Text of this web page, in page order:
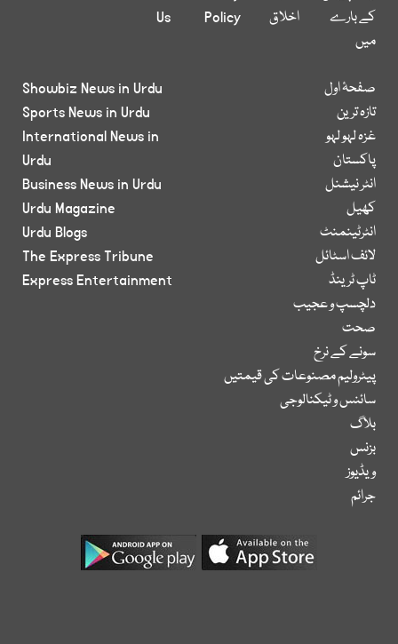
کے بارے
میں
اخلاق
Policy
Us
صفحۂ اول
تازہ ترین
غزہ لہو لہو
پاکستان
انٹر نیشنل
کھیل
انٹرٹینمنٹ
لائف اسٹائل
ٹاپ ٹرینڈ
دلچسپ و عجیب
صحت
سونے کے نرخ
پیٹرولیم مصنوعات کی قیمتیں
سائنس و ٹیکنالوجی
بلاگ
بزنس
ویڈیوز
جرائم
Showbiz News in Urdu
Sports News in Urdu
International News in
Urdu
Business News in Urdu
Urdu Magazine
Urdu Blogs
The Express Tribune
Express Entertainment